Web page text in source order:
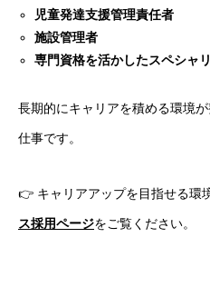
児童発達支援管理責任者
施設管理者
専門資格を活かしたスペシャ
長期的にキャリアを積める環境
仕事です。
👉 キャリアアップを目指せる環
ス採用ページをご覧ください。